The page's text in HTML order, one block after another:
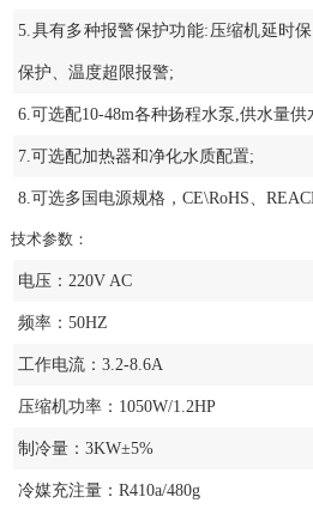
5.具有多种报警保护功能:压缩机延时
保护、温度超限报警;
6.可选配10-48m各种扬程水泵,供水量供
7.可选配加热器和净化水质配置;
8.可选多国电源规格，CE\RoHS、
技术参数：
电压：220V AC
频率：50HZ
工作电流：3.2-8.6A
压缩机功率：1050W/1.2HP
制冷量：3KW±5%
冷媒充注量：R410a/480g